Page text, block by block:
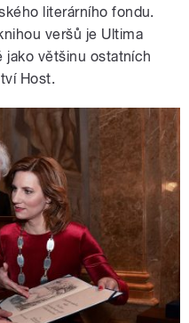
literárního fondu.
veršů je Ultima
jako většinu ostatních
Host.